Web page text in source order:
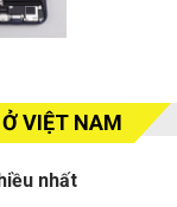
VIỆT NAM
nhất